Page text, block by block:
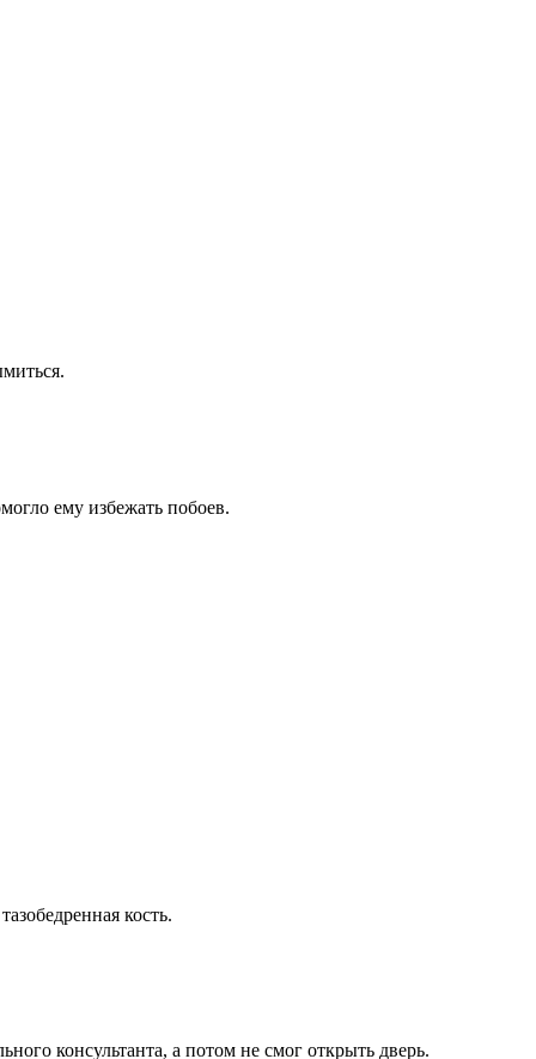
ему избежать побоев.
кость.
консультанта, а потом не смог открыть дверь.